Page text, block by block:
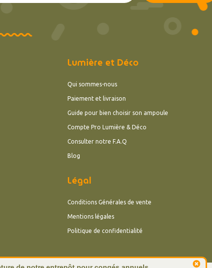
Lumière et Déco
Qui sommes-nous
Paiement et livraison
Guide pour bien choisir son ampoule
Compte Pro Lumière & Déco
Consulter notre F.A.Q
Blog
Légal
Conditions Générales de vente
Mentions légales
Politique de confidentialité